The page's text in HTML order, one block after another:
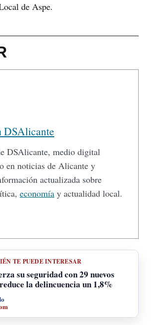
de Aspe.
DSAlicante
DSAlicante, medio digital
en noticias de Alicante y
actualizada sobre
economía y actualidad local.
TE PUEDE INTERESAR
su seguridad con 29 nuevos
la delincuencia un 1,8%